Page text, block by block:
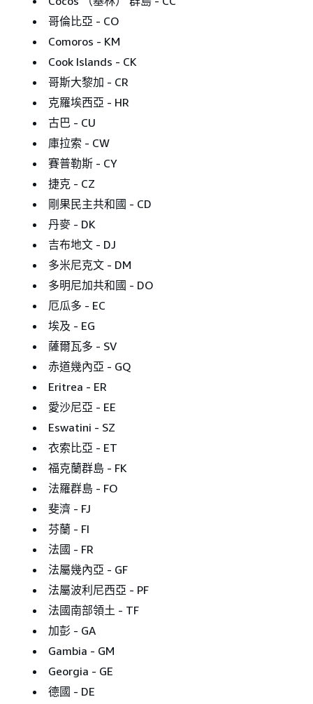
哥倫比亞 - CO
Comoros - KM
Cook Islands - CK
哥斯大黎加 - CR
克羅埃西亞 - HR
古巴 - CU
庫拉索 - CW
賽普勒斯 - CY
捷克 - CZ
剛果民主共和國 - CD
丹麥 - DK
吉布地文 - DJ
多米尼克文 - DM
多明尼加共和國 - DO
厄瓜多 - EC
埃及 - EG
薩爾瓦多 - SV
赤道幾內亞 - GQ
Eritrea - ER
愛沙尼亞 - EE
Eswatini - SZ
衣索比亞 - ET
福克蘭群島 - FK
法羅群島 - FO
斐濟 - FJ
芬蘭 - FI
法國 - FR
法屬幾內亞 - GF
法屬波利尼西亞 - PF
法國南部領土 - TF
加彭 - GA
Gambia - GM
Georgia - GE
德國 - DE